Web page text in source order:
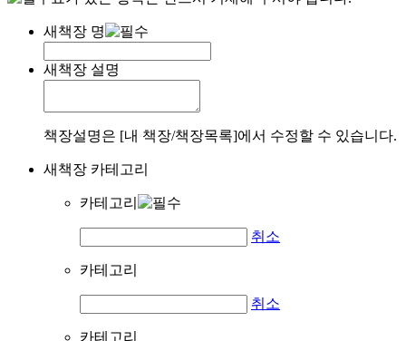
새책장 명
새책장 설명
책장설명은 [내 책장/책장목록]에서 수정할 수 있습니다.
새책장 카테고리
카테고리
취소
카테고리
취소
카테고리